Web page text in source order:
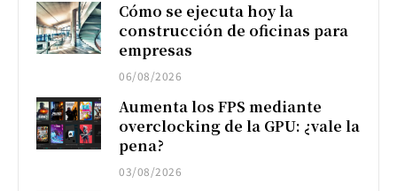
Cómo se ejecuta hoy la
construcción de oficinas para
empresas
06/08/2026
Aumenta los FPS mediante
overclocking de la GPU: ¿vale la
pena?
03/08/2026